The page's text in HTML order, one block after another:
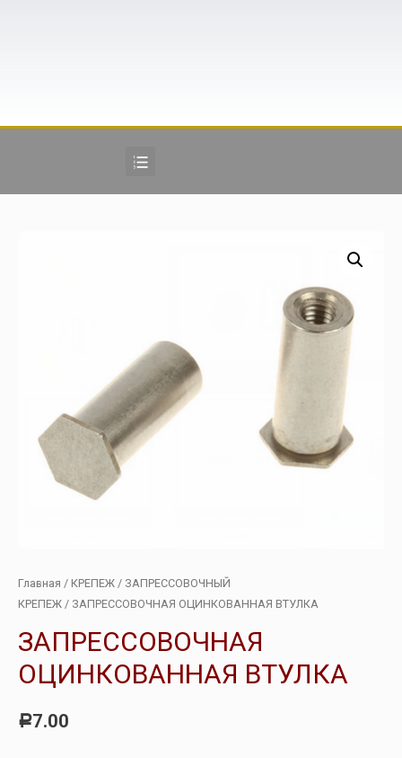
Главная / КРЕПЕЖ / ЗАПРЕССОВОЧНЫЙ
КРЕПЕЖ / ЗАПРЕССОВОЧНАЯ ОЦИНКОВАННАЯ ВТУЛКА
ЗАПРЕССОВОЧНАЯ
ОЦИНКОВАННАЯ ВТУЛКА
Р7.00